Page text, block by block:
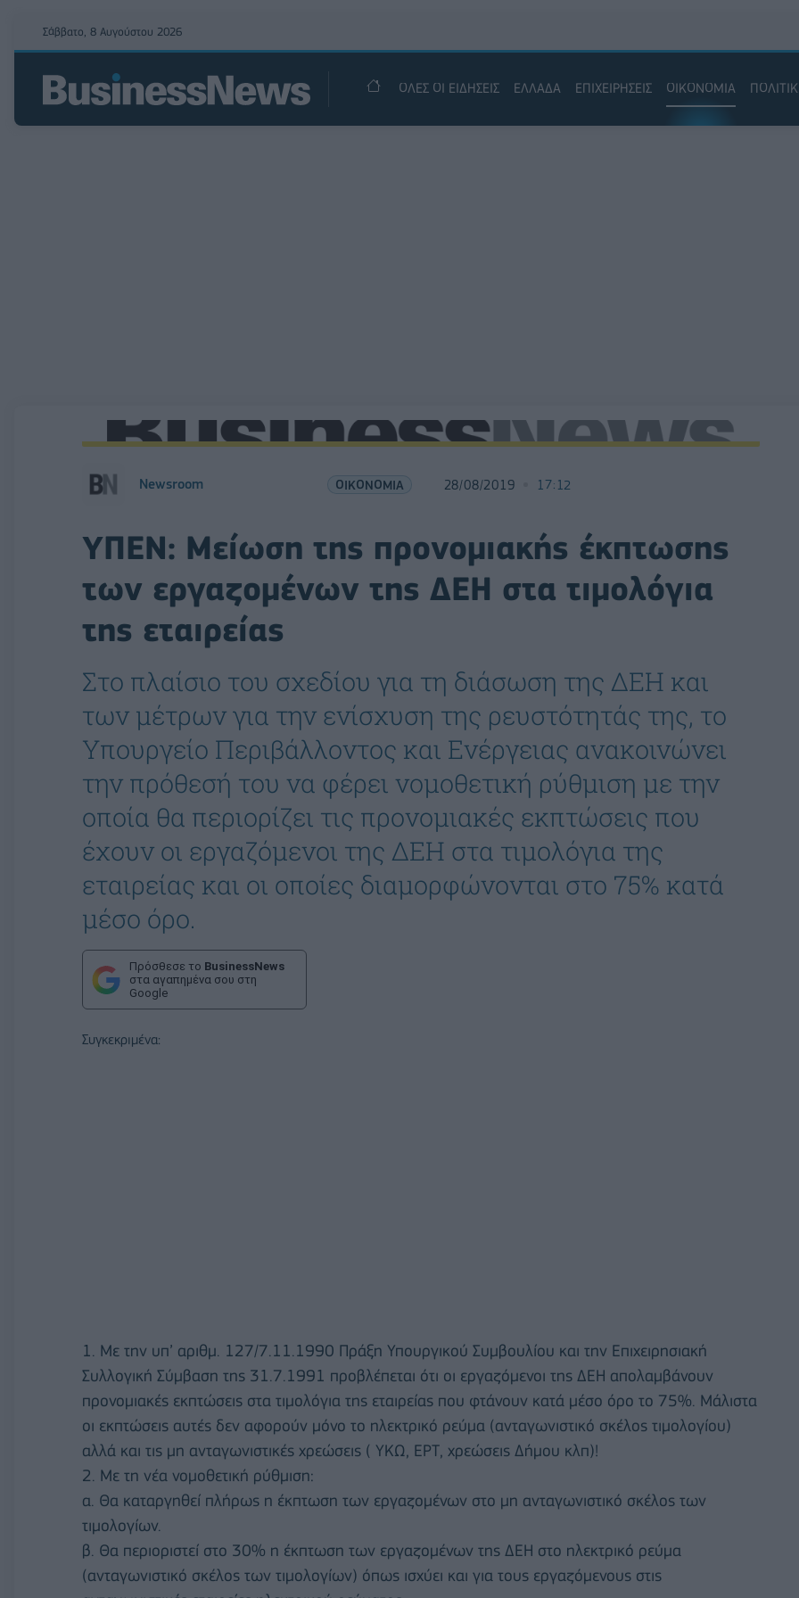
Σάββατο, 8 Αυγούστου 2026
ΟΛΕΣ ΟΙ ΕΙΔΗΣΕΙΣ ΕΛΛΑΔΑ ΕΠΙΧΕΙΡΗΣΕΙΣ ΟΙΚΟΝΟΜΙΑ
Newsroom ΟΙΚΟΝΟΜΙΑ 28/08/2019 17:12
ΥΠΕΝ: Μείωση της προνομιακής έκπτωσης
των εργαζομένων της ΔΕΗ στα τιμολόγια
της εταιρείας
Στο πλαίσιο του σχεδίου για τη διάσωση της ΔΕΗ και
των μέτρων για την ενίσχυση της ρευστότητάς της, το
Υπουργείο Περιβάλλοντος και Ενέργειας ανακοινώνει
την πρόθεσή του να φέρει νομοθετική ρύθμιση με την
οποία θα περιορίζει τις προνομιακές εκπτώσεις που
έχουν οι εργαζόμενοι της ΔΕΗ στα τιμολόγια της
εταιρείας και οι οποίες διαμορφώνονται στο 75% κατά
μέσο όρο.
Πρόσθεσε το BusinessNews
στα αγαπημένα σου στη
Google
Συγκεκριμένα:
1. Με την υπ’ αριθμ. 127/7.11.1990 Πράξη Υπουργικού Συμβουλίου και την Επιχειρησιακή
Συλλογική Σύμβαση της 31.7.1991 προβλέπεται ότι οι εργαζόμενοι της ΔΕΗ απολαμβάνουν
προνομιακές εκπτώσεις στα τιμολόγια της εταιρείας που φτάνουν κατά μέσο όρο το 75%. Μάλιστα
οι εκπτώσεις αυτές δεν αφορούν μόνο το ηλεκτρικό ρεύμα (ανταγωνιστικό σκέλος τιμολογίου)
αλλά και τις μη ανταγωνιστικές χρεώσεις ( ΥΚΩ, ΕΡΤ, χρεώσεις Δήμου κλπ)!
2. Με τη νέα νομοθετική ρύθμιση:
α. Θα καταργηθεί πλήρως η έκπτωση των εργαζομένων στο μη ανταγωνιστικό σκέλος των
τιμολογίων.
β. Θα περιοριστεί στο 30% η έκπτωση των εργαζομένων της ΔΕΗ στο ηλεκτρικό ρεύμα
(ανταγωνιστικό σκέλος των τιμολογίων) όπως ισχύει και για τους εργαζόμενους στις